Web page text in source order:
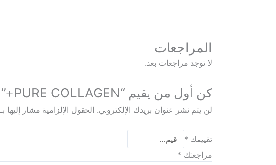
المراجعات
لا توجد مراجعات بعد.
كن أول من يقيم “PURE COLLAGEN+”
لن يتم نشر عنوان بريدك الإلكتروني. الحقول الإلزامية مشار إليها بـ
تقييمك *
مراجعتك *